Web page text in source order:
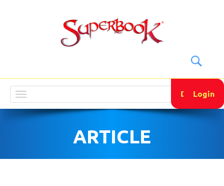
navigation
DONATE
Login
ARTICLE